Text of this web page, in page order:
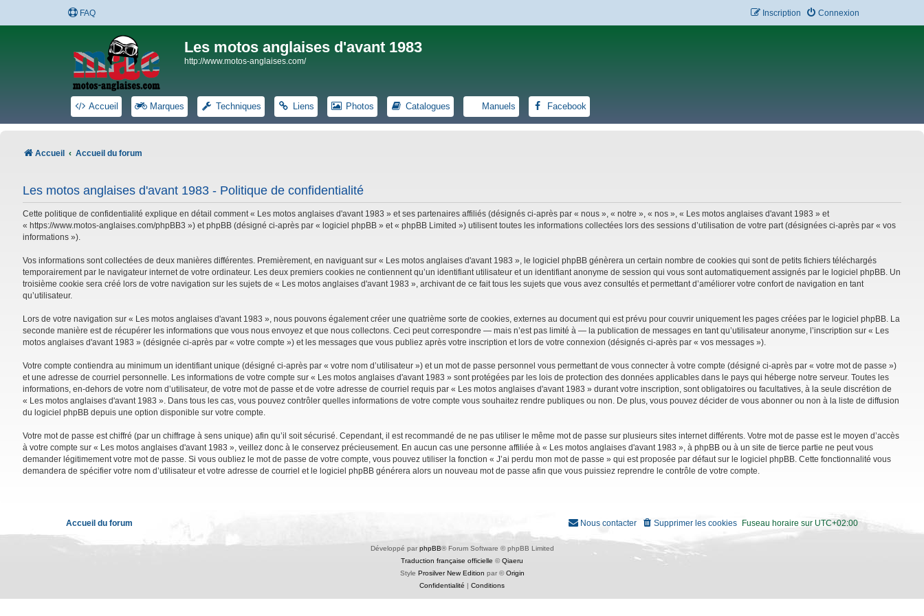
FAQ Connexion
Inscription
Les motos anglaises d'avant 1983
http://www.motos-anglaises.com/
Accueil Marques Techniques Liens Photos Catalogues Manuels Facebook
Accueil Accueil du forum
Les motos anglaises d'avant 1983 - Politique de confidentialité
Cette politique de confidentialité explique en détail comment « Les motos anglaises d'avant 1983 » et ses partenaires affiliés (désignés ci-après par « nous », « notre », « nos », « Les motos anglaises d'avant 1983 » et
« https://www.motos-anglaises.com/phpBB3 ») et phpBB (désigné ci-après par « logiciel phpBB » et « phpBB Limited ») utilisent toutes les informations collectées lors des sessions d’utilisation de votre part (désignées ci-après par « vos
informations »).
Vos informations sont collectées de deux manières différentes. Premièrement, en naviguant sur « Les motos anglaises d'avant 1983 », le logiciel phpBB génèrera un certain nombre de cookies qui sont de petits fichiers téléchargés
temporairement par le navigateur internet de votre ordinateur. Les deux premiers cookies ne contiennent qu’un identifiant utilisateur et un identifiant anonyme de session qui vous sont automatiquement assignés par le logiciel phpBB. Un
troisième cookie sera créé lors de votre navigation sur les sujets de « Les motos anglaises d'avant 1983 », archivant de ce fait tous les sujets que vous avez consultés et permettant d’améliorer votre confort de navigation en tant
qu’utilisateur.
Lors de votre navigation sur « Les motos anglaises d'avant 1983 », nous pouvons également créer une quatrième sorte de cookies, externes au document qui est prévu pour couvrir uniquement les pages créées par le logiciel phpBB. La
seconde manière est de récupérer les informations que vous nous envoyez et que nous collectons. Ceci peut correspondre — mais n’est pas limité à — la publication de messages en tant qu’utilisateur anonyme, l’inscription sur « Les
motos anglaises d'avant 1983 » (désignée ci-après par « votre compte ») et les messages que vous publiez après votre inscription et lors de votre connexion (désignés ci-après par « vos messages »).
Votre compte contiendra au minimum un identifiant unique (désigné ci-après par « votre nom d’utilisateur ») et un mot de passe personnel vous permettant de vous connecter à votre compte (désigné ci-après par « votre mot de passe »)
et une adresse de courriel personnelle. Les informations de votre compte sur « Les motos anglaises d'avant 1983 » sont protégées par les lois de protection des données applicables dans le pays qui héberge notre serveur. Toutes les
informations, en-dehors de votre nom d’utilisateur, de votre mot de passe et de votre adresse de courriel requis par « Les motos anglaises d'avant 1983 » durant votre inscription, sont obligatoires ou facultatives, à la seule discrétion de
« Les motos anglaises d'avant 1983 ». Dans tous les cas, vous pouvez contrôler quelles informations de votre compte vous souhaitez rendre publiques ou non. De plus, vous pouvez décider de vous abonner ou non à la liste de diffusion
du logiciel phpBB depuis une option disponible sur votre compte.
Votre mot de passe est chiffré (par un chiffrage à sens unique) afin qu’il soit sécurisé. Cependant, il est recommandé de ne pas utiliser le même mot de passe sur plusieurs sites internet différents. Votre mot de passe est le moyen d’accès
à votre compte sur « Les motos anglaises d'avant 1983 », veillez donc à le conservez précieusement. En aucun cas une personne affiliée à « Les motos anglaises d'avant 1983 », à phpBB ou à un site de tierce partie ne peut vous
demander légitimement votre mot de passe. Si vous oubliez le mot de passe de votre compte, vous pouvez utiliser la fonction « J’ai perdu mon mot de passe » qui est proposée par défaut sur le logiciel phpBB. Cette fonctionnalité vous
demandera de spécifier votre nom d’utilisateur et votre adresse de courriel et le logiciel phpBB générera alors un nouveau mot de passe afin que vous puissiez reprendre le contrôle de votre compte.
Accueil du forum Fuseau horaire sur UTC+02:00
Supprimer les cookies
Nous contacter
Développé par phpBB® Forum Software © phpBB Limited
Traduction française officielle ©Qiaeru
Style Prosilver New Edition par ©Origin
Confidentialité
Conditions